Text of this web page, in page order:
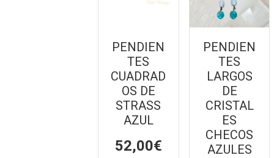
PENDIEN
TES
CUADRAD
OS DE
STRASS
AZUL
52,00€
PENDIEN
TES
LARGOS
DE
CRISTAL
ES
CHECOS
AZULES